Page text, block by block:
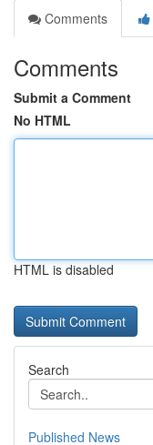
Comments
Comments
Submit a Comment
No HTML
HTML is disabled
Search
Published News